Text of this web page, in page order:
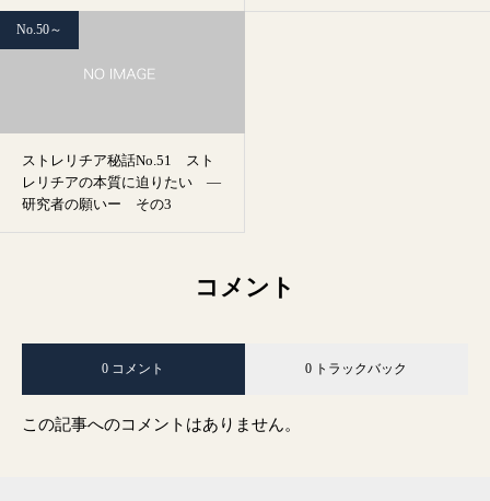
No.50～
ストレリチア秘話No.51 スト
レリチアの本質に迫りたい ―
研究者の願いー その3
コメント
0 コメント 0 トラックバック
この記事へのコメントはありません。